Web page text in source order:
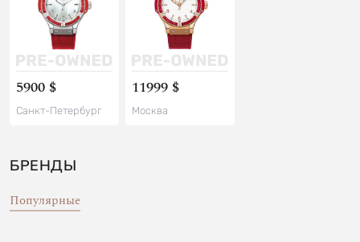
5900 $
Санкт-Петербург
11999 $
Москва
БРЕНДЫ
Популярные